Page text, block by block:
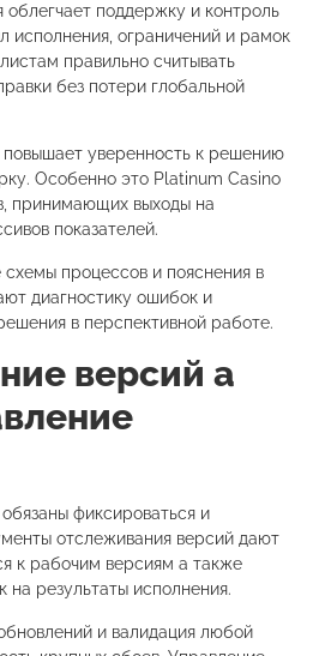
поддержку и контроль
исполнения, ограничений и рамок
правильно считывать
без потери глобальной
повышает уверенность к решению
Особенно это Platinum Casino
принимающих выходы на
показателей.
процессов и пояснения в
диагностику ошибок и
в перспективной работе.
версий а
фиксироваться и
отслеживания версий дают
к рабочим версиям а также
на результаты исполнения.
и валидация любой